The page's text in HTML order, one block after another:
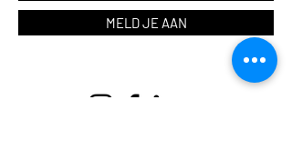
MELD JE AAN